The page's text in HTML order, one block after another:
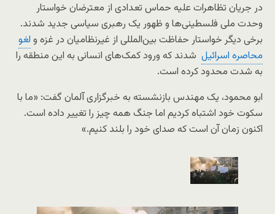
در جریان تظاهرات علیه حماس تعدادی از معترضان خواستار
وحدت ملی فلسطینی‌ها و ظهور یک رهبری سیاسی جدید شدند.
برخی دیگر خواستار حفاظت بین‌المللی از غیرنظامیان در غزه و لغو
محاصره اسرائیل شدند که ورود کمک‌های انسانی به این منطقه را
به شدت محدود کرده است.
ابو محمود، یک مهندس بازنشسته به خبرگزاری آلمان گفت: «ما با
سکوت خود اشتباه کردیم اما جنگ همه چیز را تغییر داده است.
اکنون زمان آن است که صدای خود را بلند کنیم.»